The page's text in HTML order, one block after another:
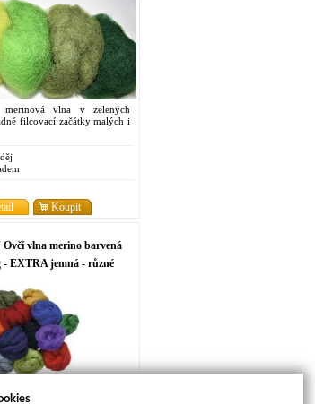
merinová vlna v zelených
filcovací začátky malých i
Koupit
vlna merino barvená
- EXTRA jemná - různé
merinová vlna -